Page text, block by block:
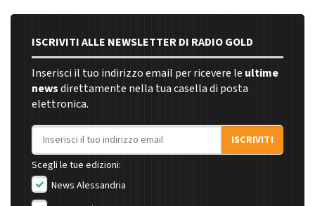
ISCRIVITI ALLE NEWSLETTER DI RADIO GOLD
Inserisci il tuo indirizzo email per ricevere le ultime
newsdirettamente nella tua casella di posta
elettronica.
Indirizzo email
ISCRIVITI
Scegli le tue edizioni:
News Alessandria